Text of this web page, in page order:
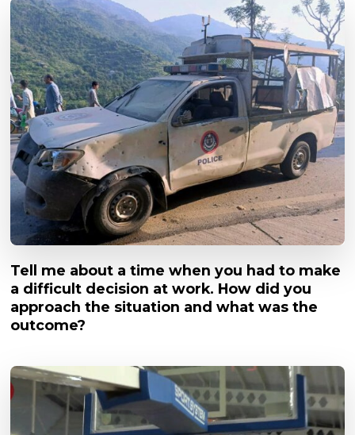
Tell me about a time when you had to make
a difficult decision at work. How did you
approach the situation and what was the
outcome?